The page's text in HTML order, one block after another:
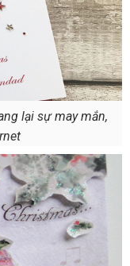
lại sự may mắn,